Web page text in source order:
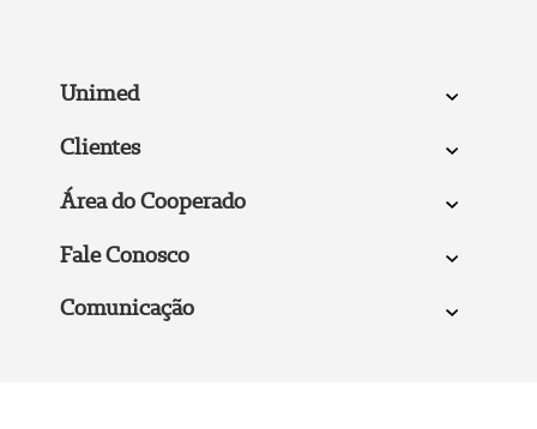
Unimed
Clientes
Área do Cooperado
Fale Conosco
Comunicação